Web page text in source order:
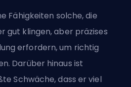
Fähigkeiten solche, die
gut klingen, aber präzises
erfordern, um richtig
Darüber hinaus ist
Schwäche, dass er viel